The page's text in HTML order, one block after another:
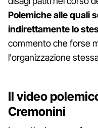
Polemiche alle quali
indirettamente lo
commento che forse
l'organizzazione
Il video
Cremonini